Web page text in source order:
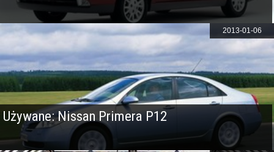
Używane: Nissan Primera P12
2013-01-06